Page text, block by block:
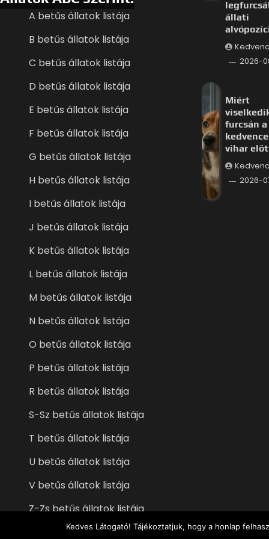
A betűs állatok listája
B betűs állatok listája
C betűs állatok listája
D betűs állatok listája
E betűs állatok listája
F betűs állatok listája
G betűs állatok listája
H betűs állatok listája
I betűs állatok listája
J betűs állatok listája
K betűs állatok listája
L betűs állatok listája
M betűs állatok listája
N betűs állatok listája
O betűs állatok listája
P betűs állatok listája
R betűs állatok listája
S-Sz betűs állatok listája
T betűs állatok listája
U betűs állatok listája
V betűs állatok listája
Z-Zs betűs állatok listája
állati
2026-
Miért
furcsán a
vihar
2026-
Kedves Látogató! Tájékoztatjuk, hogy a honlap